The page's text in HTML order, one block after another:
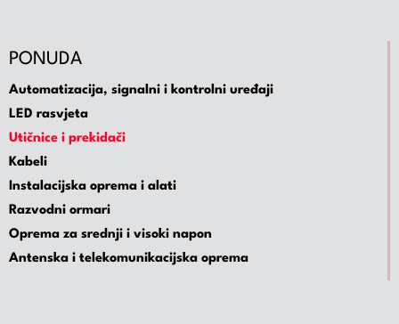
PONUDA
Automatizacija, signalni i kontrolni uređaji
LED rasvjeta
Utičnice i prekidači
Kabeli
Instalacijska oprema i alati
Razvodni ormari
Oprema za srednji i visoki napon
Antenska i telekomunikacijska oprema